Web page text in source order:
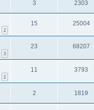
3 2303
2
15 25004
3
23 68207
2
11 3793
2 1819